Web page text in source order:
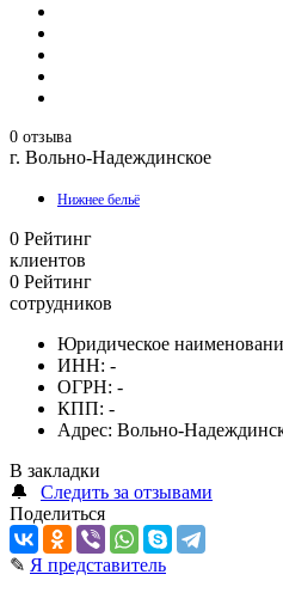
0 отзыва
г. Вольно-Надеждинское
Нижнее бельё
0 Рейтинг
клиентов
0 Рейтинг
сотрудников
Юридическое
ИНН: -
ОГРН: -
КПП: -
Адрес: Вольно-
В закладки
🔔
Следить за отзывами
Поделиться
✎ Я представитель